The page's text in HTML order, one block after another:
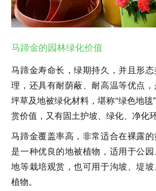
马蹄金的园林绿化价值
马蹄金寿命长，绿期持久，并且形
理，还具有耐荫蔽、耐高温等优点
坪草及地被绿化材料，堪称“绿色地毯
赏价值，又有固土护坡、绿化、净化
马蹄金覆盖率高，非常适合在裸露
是一种优良的地被植物，适用于公
地等栽培观赏，也可用于沟坡、堤
植物。